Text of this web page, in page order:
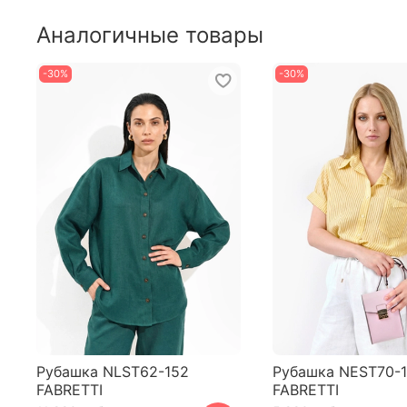
Аналогичные товары
-30%
Рубашка NLST62-152
FABRETTI
-30%
Рубашка NEST70-
FABRETTI